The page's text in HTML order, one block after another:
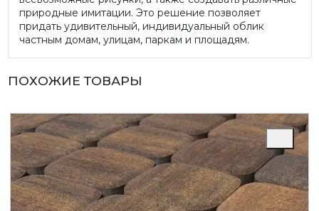
природные имитации. Это решение позволяет
придать удивительный, индивидуальный облик
частным домам, улицам, паркам и площадям.
ПОХОЖИЕ ТОВАРЫ